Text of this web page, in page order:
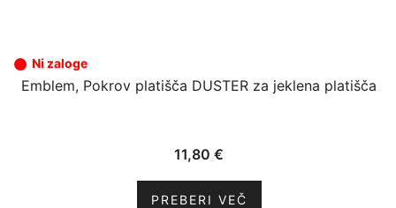
Ni zaloge
Emblem, Pokrov platišča DUSTER za jeklena platišča
11,80 €
PREBERI VEČ